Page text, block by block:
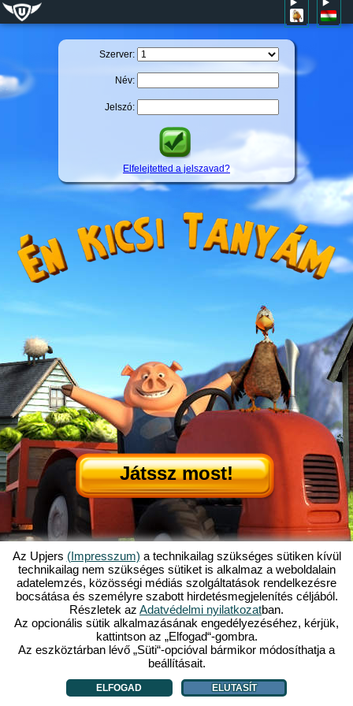
Szerver:
Név:
Jelszó:
Elfelejtetted a jelszavad?
Játssz most!
Mi is az az Én Kicsi Tanyám?|
Itt olvashatod ennek a böngészős játéknak a történetét!| Ami rád vár...|
ÁSZF|Impresszum|Adatvédelmi nyilatkozat|Szabályzat|Fórum|
Támogatás|My Free Farm 2 App|Google Play|App Store
Böngészős játékok - Upjers.com|Sütik kezelése
Az Upjers (Impresszum) a technikailag szükséges sütiken kívül
technikailag nem szükséges sütiket is alkalmaz a weboldalain
adatelemzés, közösségi médiás szolgáltatások rendelkezésre
bocsátása és személyre szabott hirdetésmegjelenítés céljából.
Részletek az Adatvédelmi nyilatkozatban.
Az opcionális sütik alkalmazásának engedélyezéséhez, kérjük,
kattintson az „Elfogad“-gombra.
Az eszköztárban lévő „Süti“-opcióval bármikor módosíthatja a
beállításait.
ELFOGAD ELUTASÍT